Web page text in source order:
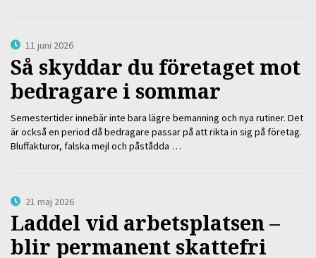
11 juni 2026
Så skyddar du företaget mot
bedragare i sommar
Semestertider innebär inte bara lägre bemanning och nya rutiner. Det
är också en period då bedragare passar på att rikta in sig på företag.
Bluffakturor, falska mejl och påstådda …
21 maj 2026
Laddel vid arbetsplatsen –
blir permanent skattefri